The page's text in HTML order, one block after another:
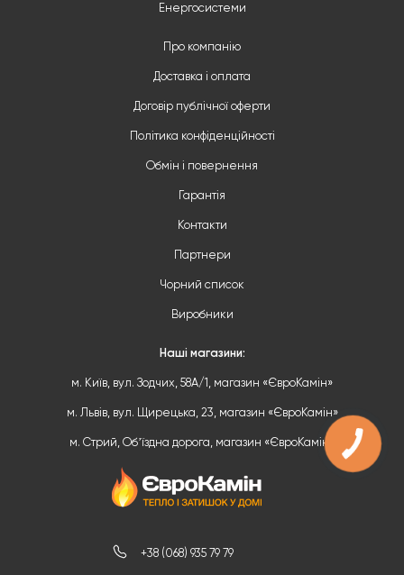
+38 (068) 935 79 79
Енергосистеми
Про компанію
Доставка і оплата
Договір публічної оферти
Політика конфіденційності
Обмін і повернення
Гарантія
Контакти
Партнери
Чорний список
Виробники
Наші магазини:
м. Київ, вул. Зодчих, 58А/1, магазин «ЄвроКамін»
м. Львів, вул. Щирецька, 23, магазин «ЄвроКамін»
м. Стрий, Обʼїздна дорога, магазин «ЄвроКамін»